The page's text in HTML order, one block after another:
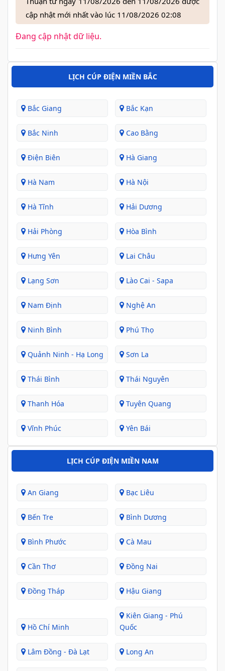
cập nhật mới nhất vào lúc 11/08/2026 02:08
Đang cập nhật dữ liệu.
LỊCH CÚP ĐIỆN MIỀN BẮC
Bắc Giang Bắc Kạn
Bắc Ninh Cao Bằng
Điện Biên Hà Giang
Hà Nam Hà Nội
Hà Tĩnh Hải Dương
Hải Phòng Hòa Bình
Hưng Yên Lai Châu
Lạng Sơn Lào Cai - Sapa
Nam Định Nghệ An
Ninh Bình Phú Thọ
Quảnh Ninh - Hạ Long Sơn La
Thái Bình Thái Nguyên
Thanh Hóa Tuyên Quang
Vĩnh Phúc Yên Bái
LỊCH CÚP ĐIỆN MIỀN NAM
An Giang Bạc Liêu
Bến Tre Bình Dương
Bình Phước Cà Mau
Cần Thơ Đồng Nai
Đồng Tháp Hậu Giang
Hồ Chí Minh
Kiên Giang - Phú
Quốc
Lâm Đồng - Đà Lạt Long An